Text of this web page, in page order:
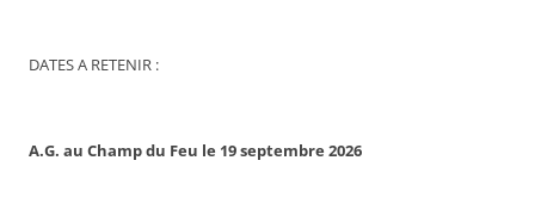
DATES A RETENIR :
A.G. au Champ du Feu le 19 septembre 2026